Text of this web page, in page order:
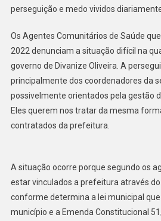
perseguição e medo vividos
Os Agentes Comunitários de Saúde
2022 denunciam a situação difícil na
governo de Divanize Oliveira. A
principalmente dos coordenadores da
possivelmente orientados pela gestão
Eles querem nos tratar da mesma
contratados da prefeitura.
A situação ocorre porque segundo os
estar vinculados a prefeitura através
conforme determina a lei municipal
município e a Emenda Constitucional